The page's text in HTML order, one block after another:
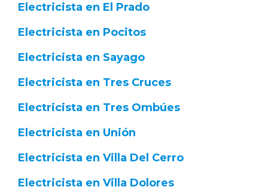
Electricista en El Prado
Electricista en Pocitos
Electricista en Sayago
Electricista en Tres Cruces
Electricista en Tres Ombúes
Electricista en Unión
Electricista en Villa Del Cerro
Electricista en Villa Dolores